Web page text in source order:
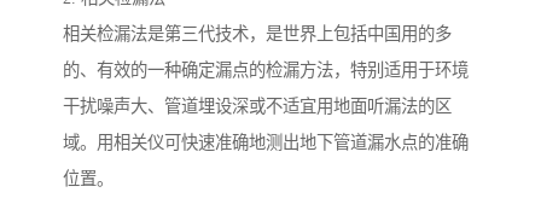
相关检漏法是第三代技术，是世界上包括中国用的多
的、有效的一种确定漏点的检漏方法，特别适用于环境
干扰噪声大、管道埋设深或不适宜用地面听漏法的区
域。用相关仪可快速准确地测出地下管道漏水点的准确
位置。